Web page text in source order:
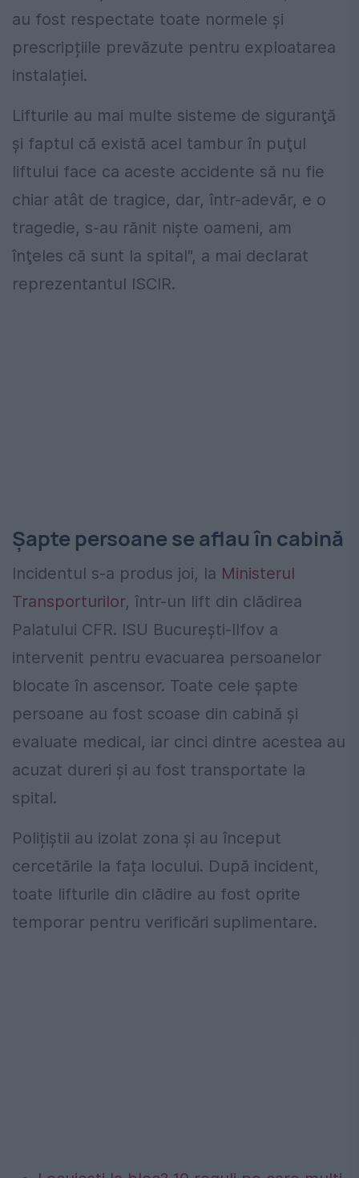
au fost respectate toate normele și
prescripțiile prevăzute pentru exploatarea
instalației.
Lifturile au mai multe sisteme de siguranţă
şi faptul că există acel tambur în puţul
liftului face ca aceste accidente să nu fie
chiar atât de tragice, dar, într-adevăr, e o
tragedie, s-au rănit nişte oameni, am
înţeles că sunt la spital", a mai declarat
reprezentantul ISCIR.
Șapte persoane se aflau în cabină
Incidentul s-a produs joi, la Ministerul
Transporturilor, într-un lift din clădirea
Palatului CFR. ISU Bucureşti-Ilfov a
intervenit pentru evacuarea persoanelor
blocate în ascensor. Toate cele șapte
persoane au fost scoase din cabină și
evaluate medical, iar cinci dintre acestea au
acuzat dureri și au fost transportate la
spital.
Polițiștii au izolat zona și au început
cercetările la fața locului. După incident,
toate lifturile din clădire au fost oprite
temporar pentru verificări suplimentare.